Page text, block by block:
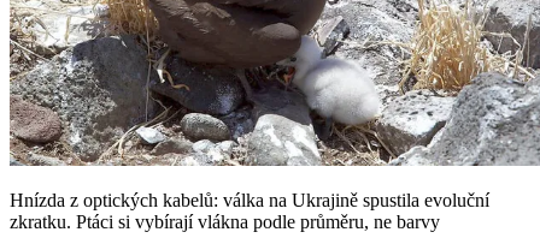
Hnízda z optických kabelů: válka na Ukrajině spustila evoluční
zkratku. Ptáci si vybírají vlákna podle průměru, ne barvy